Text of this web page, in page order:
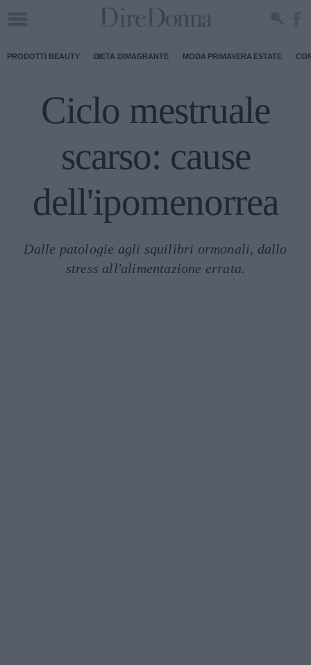
PRODOTTI BEAUTY DIETA DIMAGRANTE MODA PRIMAVERA ESTATE
Ciclo mestruale
scarso: cause
dell'ipomenorrea
Dalle patologie agli squilibri ormonali, dallo
stress all'alimentazione errata.